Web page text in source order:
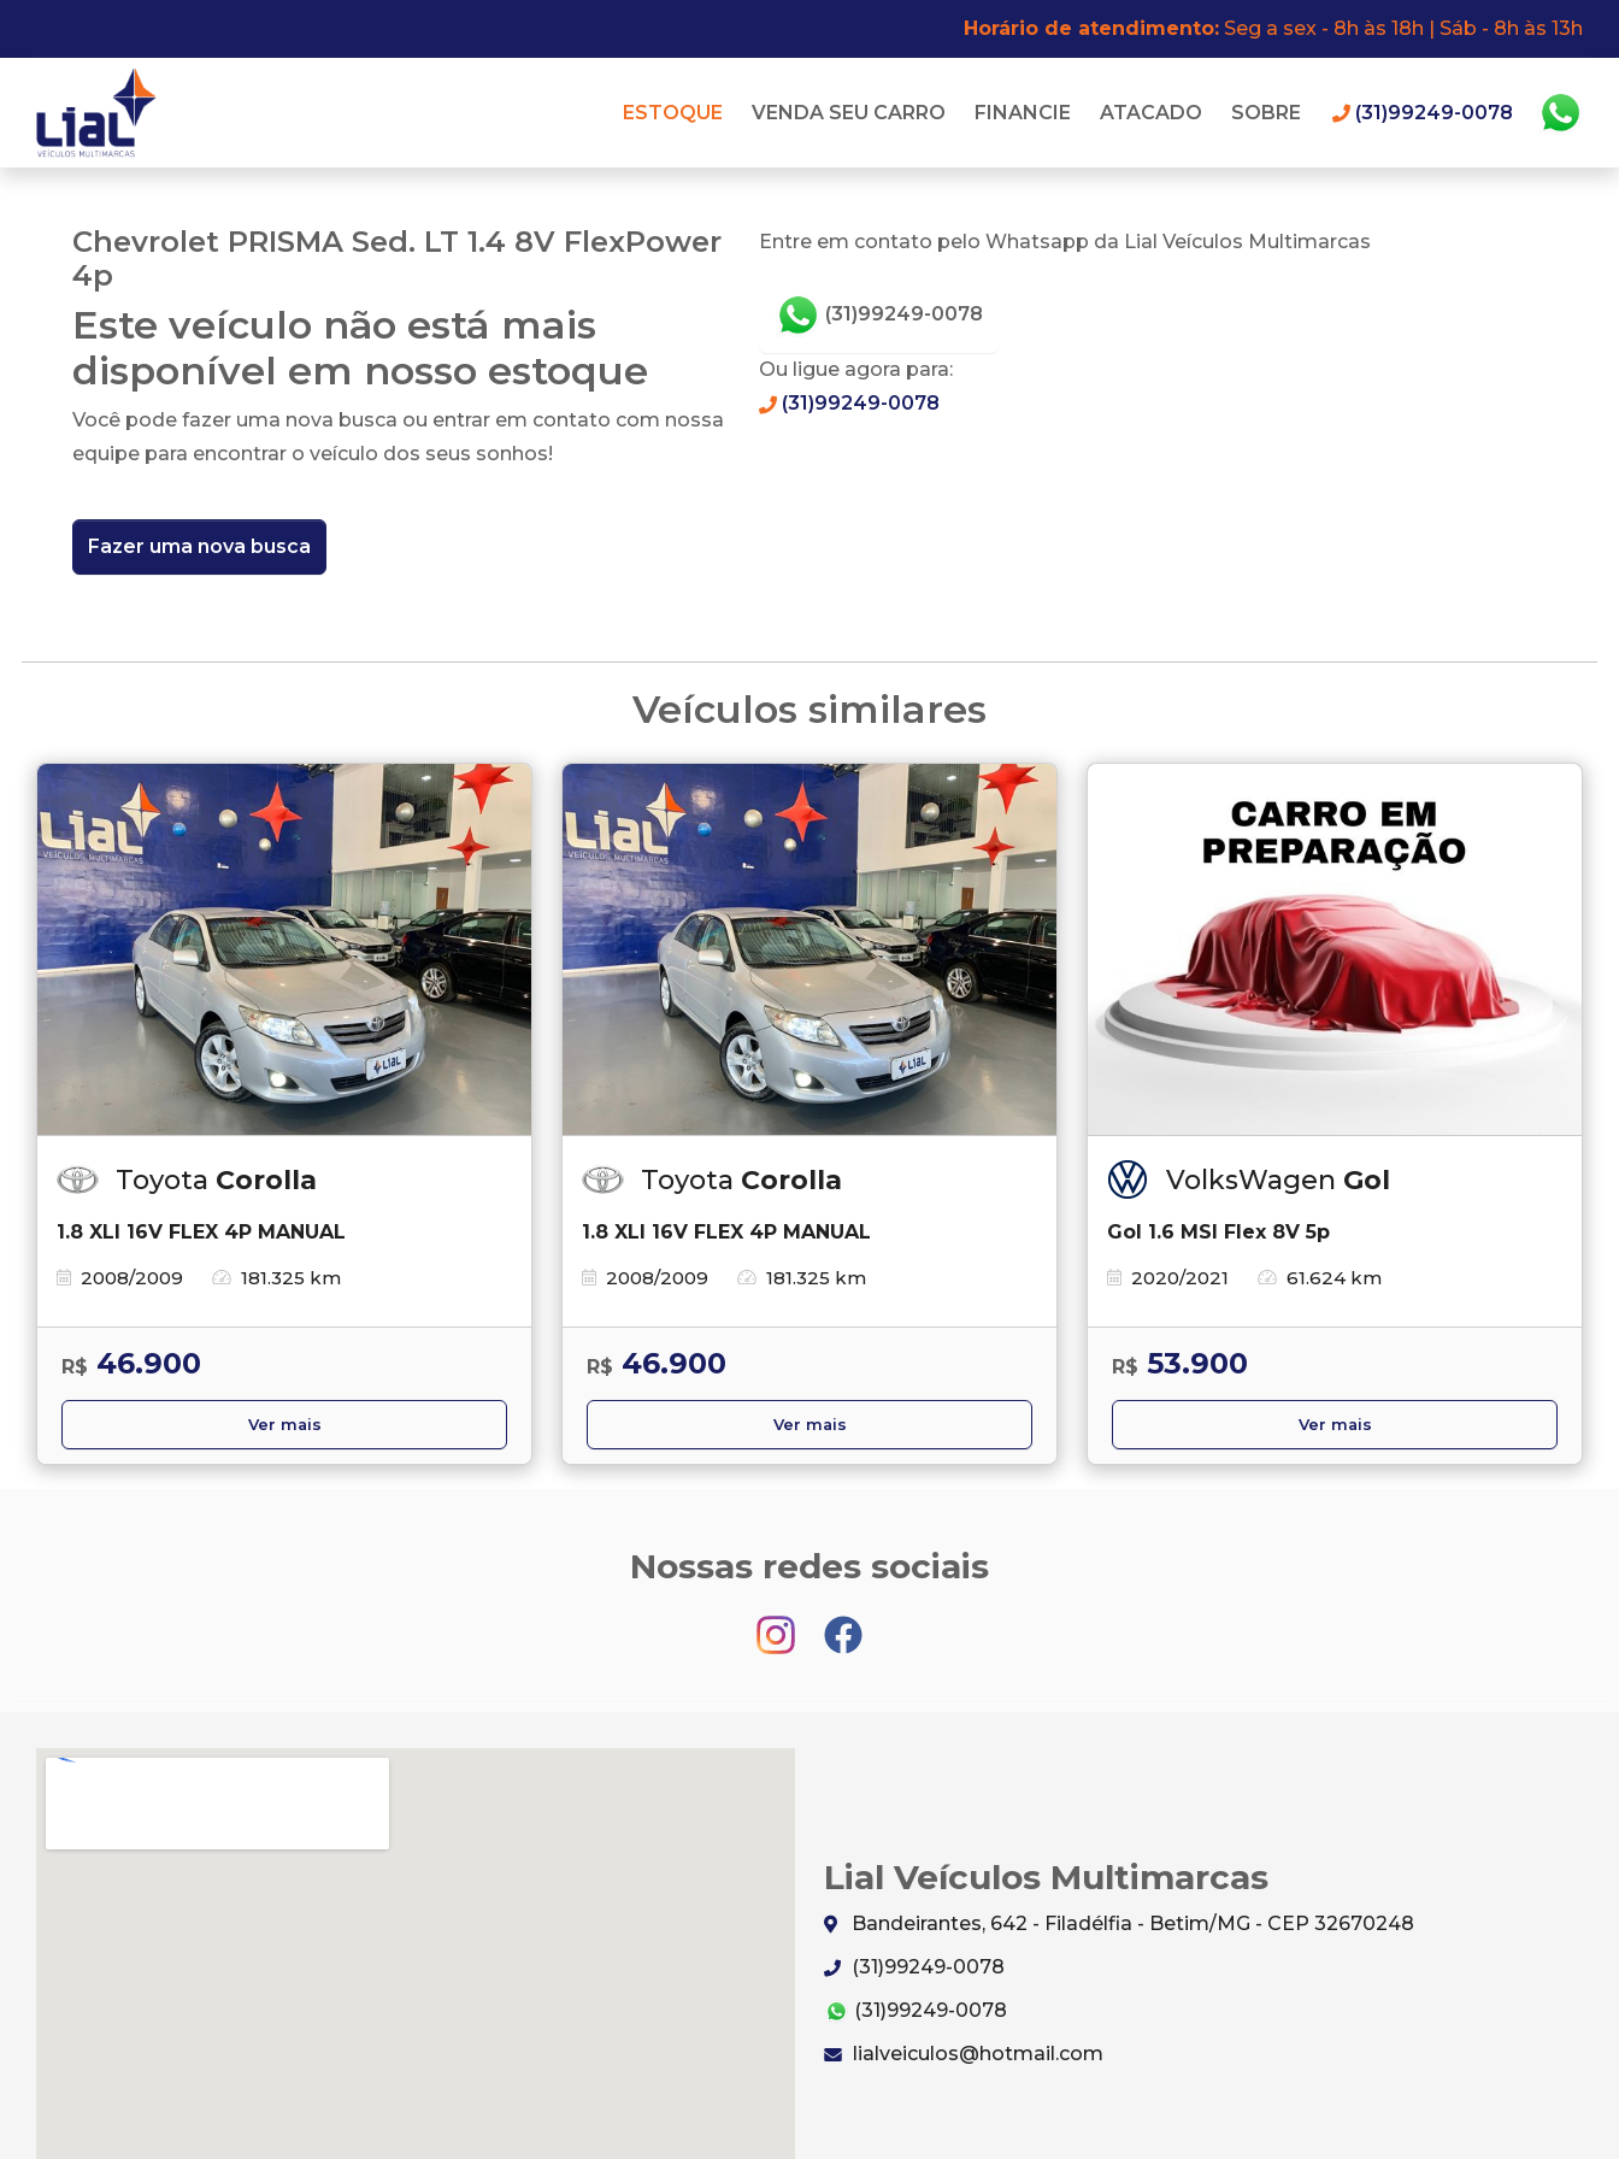
Horário de atendimento: Seg a sex - 8h às 18h | Sáb - 8h às 13h
ESTOQUE VENDA SEU CARRO FINANCIE ATACADO SOBRE (31)99249-0078
Chevrolet PRISMA Sed. LT 1.4 8V FlexPower
4p
Este veículo não está mais
disponível em nosso estoque
Você pode fazer uma nova busca ou entrar em contato com nossa
equipe para encontrar o veículo dos seus sonhos!
Fazer uma nova busca
Entre em contato pelo Whatsapp da Lial Veículos Multimarcas
(31)99249-0078
Ou ligue agora para:
(31)99249-0078
Veículos similares
Toyota Corolla
1.8 XLI 16V FLEX 4P MANUAL
2008/2009
181.325 km
R$ 46.900
Ver mais
Toyota Corolla
1.8 XLI 16V FLEX 4P MANUAL
2008/2009
181.325 km
R$ 46.900
Ver mais
VolksWagen Gol
Gol 1.6 MSI Flex 8V 5p
2020/2021
61.624 km
R$ 53.900
Ver mais
Nossas redes sociais
Lial Veículos Multimarcas
Bandeirantes, 642 - Filadélfia - Betim/MG - CEP 32670248
(31)99249-0078
(31)99249-0078
lialveiculos@hotmail.com